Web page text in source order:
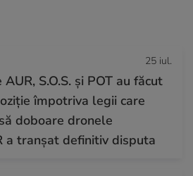
25 iul.
S.O.S. și POT au făcut
împotriva legii care
doboare dronele
a tranșat definitiv disputa